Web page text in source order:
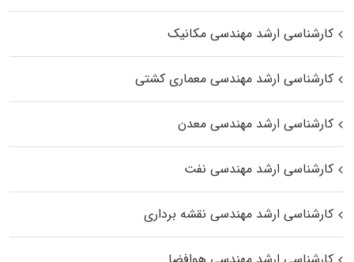
کارشناسی ارشد مهندسی مکانیک
کارشناسی ارشد مهندسی معماری کشتی
کارشناسی ارشد مهندسی معدن
کارشناسی ارشد مهندسی نفت
کارشناسی ارشد مهندسی نقشه برداری